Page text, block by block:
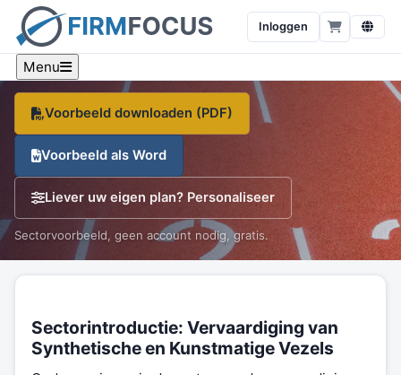
Inloggen
Menu
van synthetische en kunstmatige vezels
Een sector-specifiek voorbeeld, branche-cijfers en een
gratis sjabloon, op één pagina.
Voorbeeld downloaden (PDF)
Voorbeeld als Word
Liever uw eigen plan? Personaliseer
Sectorvoorbeeld, geen account nodig, gratis.
Sectorintroductie: Vervaardiging van
Synthetische en Kunstmatige Vezels